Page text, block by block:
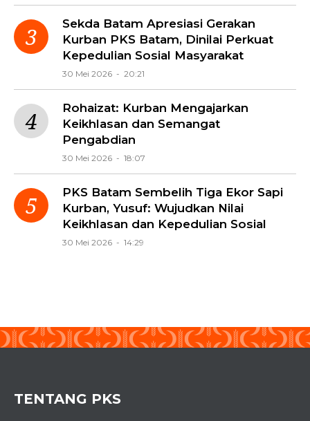
Sekda Batam Apresiasi Gerakan
Kurban PKS Batam, Dinilai Perkuat
Kepedulian Sosial Masyarakat
30 Mei 2026 - 20:21
Rohaizat: Kurban Mengajarkan
Keikhlasan dan Semangat
Pengabdian
30 Mei 2026 - 18:07
PKS Batam Sembelih Tiga Ekor Sapi
Kurban, Yusuf: Wujudkan Nilai
Keikhlasan dan Kepedulian Sosial
30 Mei 2026 - 14:29
TENTANG PKS